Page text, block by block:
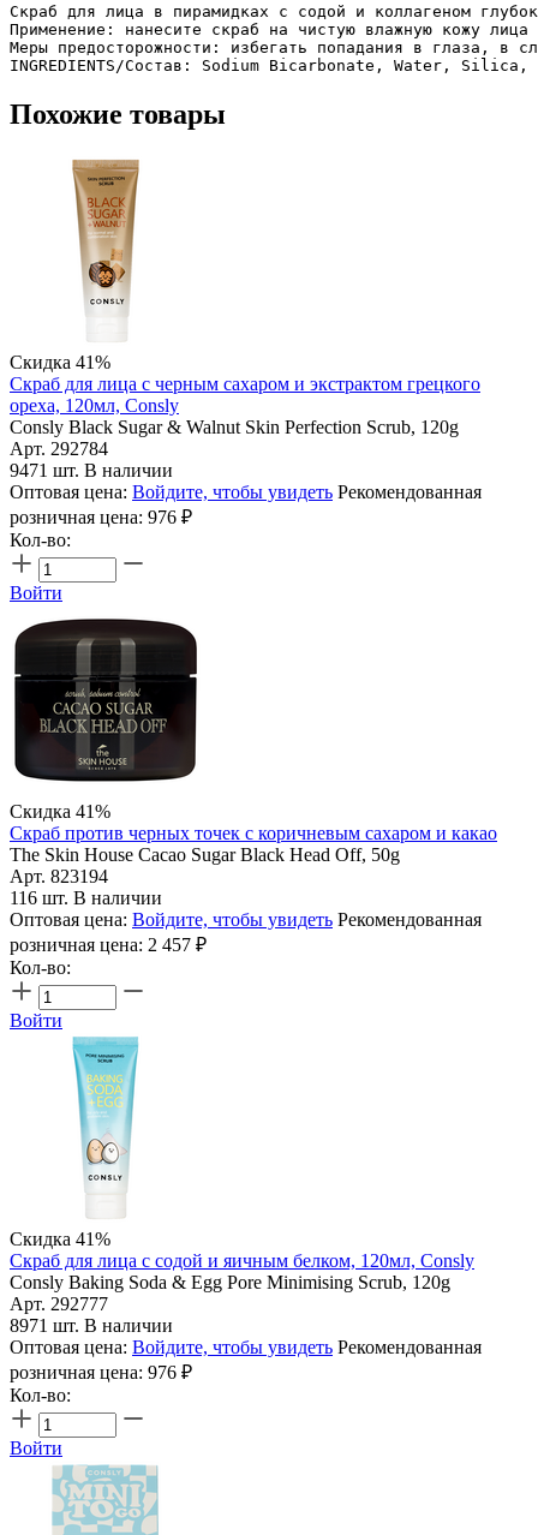
Скраб для лица в пирамидках с содой и коллагеном
Применение: нанесите скраб на чистую влажную кожу
Меры предосторожности: избегать попадания в глаза, в
INGREDIENTS/Состав: Sodium Bicarbonate, Water,
Похожие товары
Скидка 41%
Скраб для лица с черным сахаром и экстрактом грецкого
ореха, 120мл, Consly
Consly Black Sugar & Walnut Skin Perfection Scrub, 120g
Арт. 292784
9471 шт. В наличии
Оптовая цена: Войдите, чтобы увидеть Рекомендованная
розничная цена: 976 ₽
Кол-во:
Войти
Скидка 41%
Скраб против черных точек с коричневым сахаром и какао
The Skin House Сacao Sugar Black Head Off, 50g
Арт. 823194
116 шт. В наличии
Оптовая цена: Войдите, чтобы увидеть Рекомендованная
розничная цена: 2 457 ₽
Кол-во:
Войти
Скидка 41%
Скраб для лица с содой и яичным белком, 120мл, Consly
Consly Baking Soda & Egg Pore Minimising Scrub, 120g
Арт. 292777
8971 шт. В наличии
Оптовая цена: Войдите, чтобы увидеть Рекомендованная
розничная цена: 976 ₽
Кол-во:
Войти